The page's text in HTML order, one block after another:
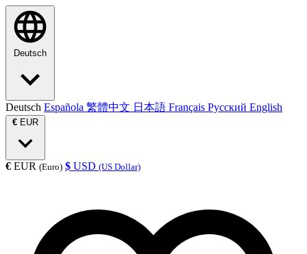
Deutsch
Deutsch Española 繁體中文 日本語 Français Русский English
€ EUR
€ EUR (Euro) $ USD (US Dollar)